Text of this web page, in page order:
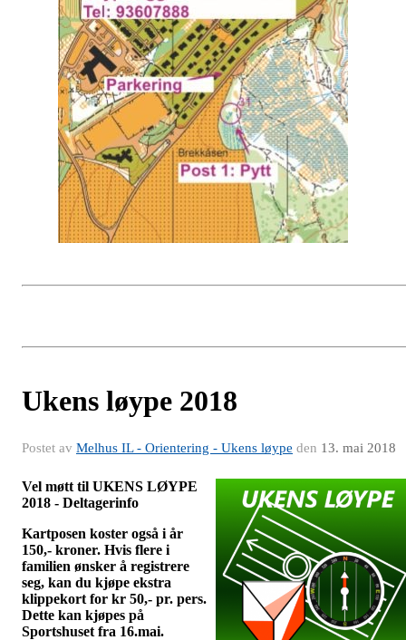
Ukens løype 2018
Postet av Melhus IL - Orientering - Ukens løype den 13. mai 2018
Vel møtt til UKENS LØYPE
2018 - Deltagerinfo
Kartposen koster også i år
150,- kroner. Hvis flere i
familien ønsker å registrere
seg, kan du kjøpe ekstra
klippekort for kr 50,- pr. pers.
Dette kan kjøpes på
Sportshuset fra 16.mai.